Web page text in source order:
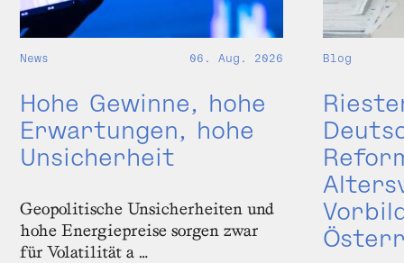
News 06. Aug. 2026
Hohe Gewinne, hohe
Erwartungen, hohe
Unsicherheit
Geopolitische Unsicherheiten und
hohe Energiepreise sorgen zwar
für Volatilität a …
Blog